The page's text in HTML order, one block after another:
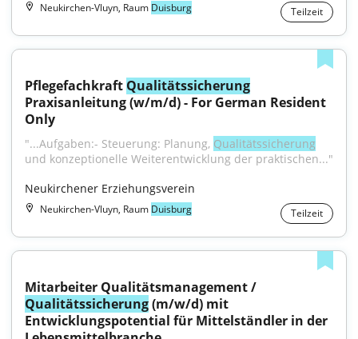
Neukirchen-Vluyn, Raum Duisburg Teilzeit
Pflegefachkraft Qualitätssicherung
Praxisanleitung (w/m/d) - For German Resident
Only
"...Aufgaben:- Steuerung: Planung, Qualitätssicherung
und konzeptionelle Weiterentwicklung der praktischen..."
Neukirchener Erziehungsverein
Neukirchen-Vluyn, Raum Duisburg Teilzeit
Qualitätssicherung (m/w/d) mit
Entwicklungspotential für Mittelständler in der